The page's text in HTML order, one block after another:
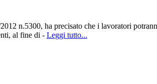
n.5300, ha precisato che i lavoratori
al fine di - Leggi tutto...